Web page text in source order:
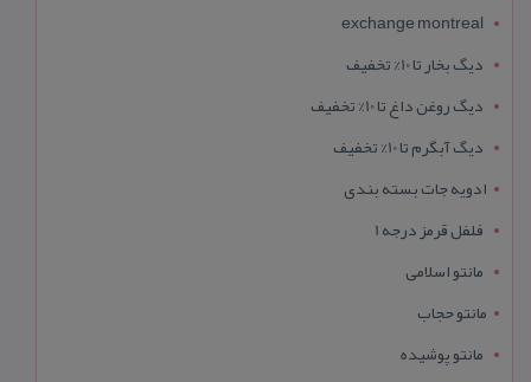
exchange montreal
دیگ بخار تا 10% تخفیف
دیگ روغن داغ تا 10% تخفیف
دیگ آبگرم تا 10% تخفیف
ادویه جات بسته بندی
فلفل قرمز درجه 1
مانتو اسلامی
مانتو حجاب
مانتو پوشیده